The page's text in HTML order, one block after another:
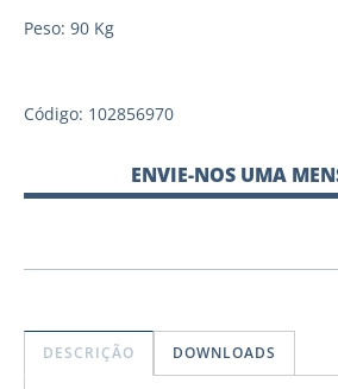
Peso: 90 Kg
Código: 102856970
ENVIE-NOS UMA
DESCRIÇÃO DOWNLOADS